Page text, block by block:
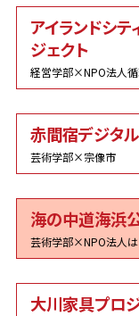
アイランドシテ
ジェクト
経営学部×NPO法人
赤間宿デジタ
芸術学部×宗像市
海の中道海浜
芸術学部×NPO法人は
大川家具プロ